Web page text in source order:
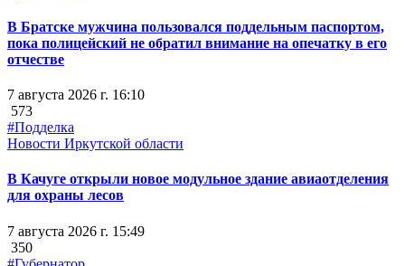
В Братске мужчина пользовался поддельным паспортом,
пока полицейский не обратил внимание на опечатку в его
отчестве
7 августа 2026 г. 16:10
573
#Подделка
Новости Иркутской области
В Качуге открыли новое модульное здание авиаотделения
для охраны лесов
7 августа 2026 г. 15:49
350